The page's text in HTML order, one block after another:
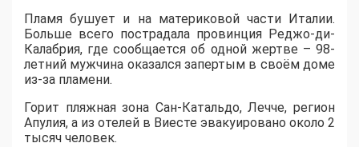
Пламя бушует и на материковой части Италии.
Больше всего пострадала провинция Реджо-ди-
Калабрия, где сообщается об одной жертве – 98-
летний мужчина оказался запертым в своём доме
из-за пламени.
Горит пляжная зона Сан-Катальдо, Лечче, регион
Апулия, а из отелей в Виесте эвакуировано около 2
тысяч человек.